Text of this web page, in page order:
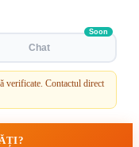
Chat
Soon
verificate. Contactul direct